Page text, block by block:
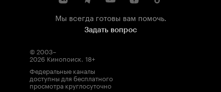
Мы всегда готовы вам помочь.
Задать вопрос
© 2003–
2026 Кинопоиск. 18+
Федеральные каналы
доступны для бесплатного
просмотра круглосуточно